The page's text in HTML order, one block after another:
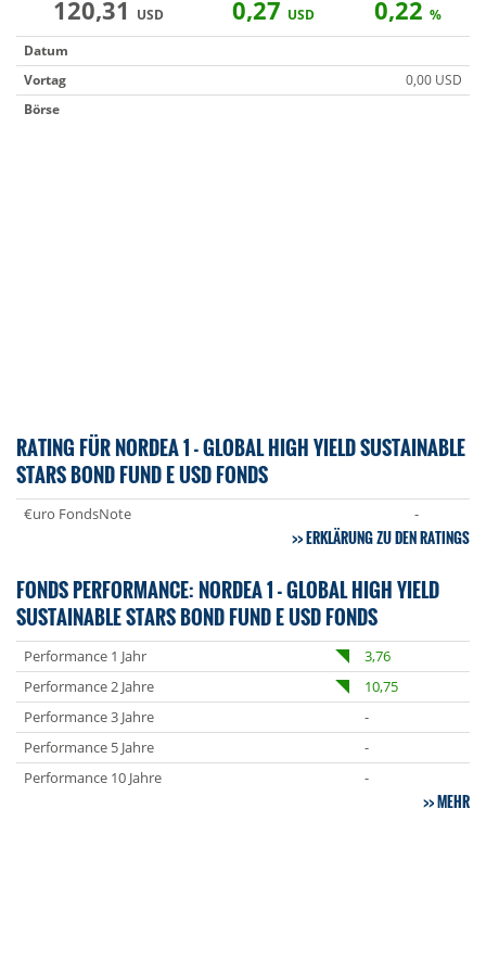
120,31 USD 0,27 USD 0,22 %
Datum
Vortag
0,00 USD
Börse
RATING FÜR NORDEA 1 - GLOBAL HIGH YIELD SUSTAINABLE
STARS BOND FUND E USD FONDS
€uro FondsNote -
ERKLÄRUNG ZU DEN RATINGS
FONDS PERFORMANCE: NORDEA 1 - GLOBAL HIGH YIELD
SUSTAINABLE STARS BOND FUND E USD FONDS
Performance 1 Jahr
3,76
Performance 2 Jahre
10,75
Performance 3 Jahre
-
Performance 5 Jahre
-
Performance 10 Jahre
-
MEHR